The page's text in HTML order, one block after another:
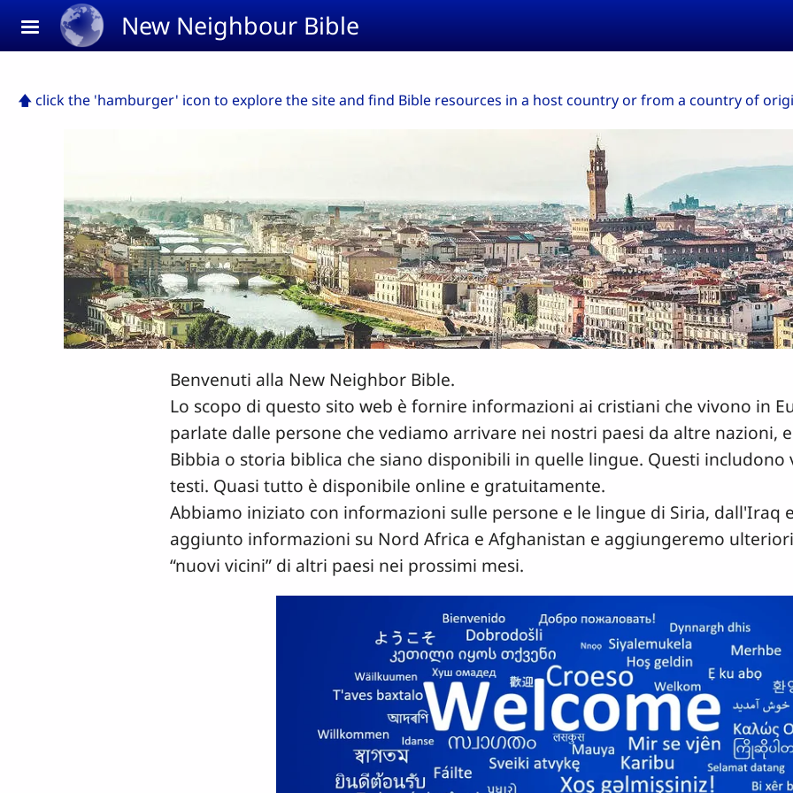
Skip to main contentNew Neighbour Bible
🡅 click the 'hamburger' icon to explore the site and find Bible resources in a host country or from a country of
Benvenuti alla New Neighbor Bible.
Lo scopo di questo sito web è fornire informazioni ai cristiani che vivono in
parlate dalle persone che vediamo arrivare nei nostri paesi da altre nazioni,
Bibbia o storia biblica che siano disponibili in quelle lingue. Questi
testi. Quasi tutto è disponibile online e gratuitamente.
Abbiamo iniziato con informazioni sulle persone e le lingue di Siria, dall'Iraq
aggiunto informazioni su Nord Africa e Afghanistan e aggiungeremo
“nuovi vicini” di altri paesi nei prossimi mesi.